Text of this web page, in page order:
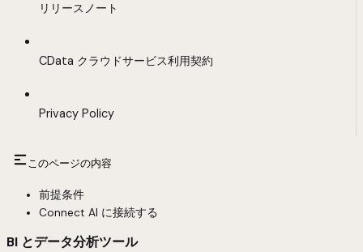
リリースノート
CData クラウドサービス利用契約
Privacy Policy
このページの内容
前提条件
Connect AI に接続する
BI とデータ分析ツール